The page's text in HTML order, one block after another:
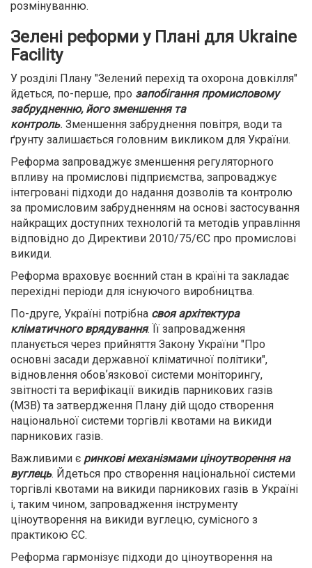
розмінуванню.
Зелені реформи у Плані для Ukraine
Facility
У розділі Плану "Зелений перехід та охорона довкілля"
йдеться, по-перше, про запобігання промисловому
забрудненню, його зменшення та
контроль. Зменшення забруднення повітря, води та
ґрунту залишається головним викликом для України.
Реформа запроваджує зменшення регуляторного
впливу на промислові підприємства, запроваджує
інтегровані підходи до надання дозволів та контролю
за промисловим забрудненням на основі застосування
найкращих доступних технологій та методів управління
відповідно до Директиви 2010/75/ЄС про промислові
викиди.
Реформа враховує воєнний стан в країні та закладає
перехідні періоди для існуючого виробництва.
По-друге, Україні потрібна своя архітектура
кліматичного врядування. Її запровадження
планується через прийняття Закону України "Про
основні засади державної кліматичної політики",
відновлення обовʼязкової системи моніторингу,
звітності та верифікації викидів парникових газів
(МЗВ) та затвердження Плану дій щодо створення
національної системи торгівлі квотами на викиди
парникових газів.
Важливими є ринкові механізмами ціноутворення на
вуглець. Йдеться про створення національної системи
торгівлі квотами на викиди парникових газів в Україні
і, таким чином, запровадження інструменту
ціноутворення на викиди вуглецю, сумісного з
практикою ЄС.
Реформа гармонізує підходи до ціноутворення на